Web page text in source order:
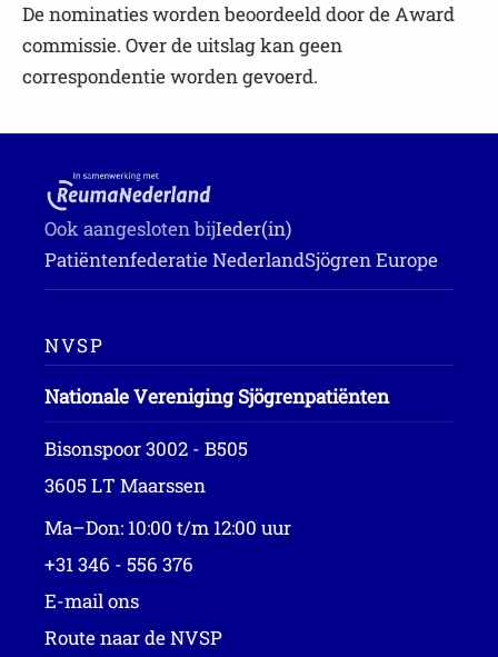
De nominaties worden beoordeeld door de Award
commissie. Over de uitslag kan geen
correspondentie worden gevoerd.
Ook aangesloten bijIeder(in)
Patiëntenfederatie NederlandSjögren Europe
NVSP
Nationale Vereniging Sjögrenpatiënten
Bisonspoor 3002 - B505
3605 LT Maarssen
Ma–Don: 10:00 t/m 12:00 uur
+31 346 - 556 376
E-mail ons
Route naar de NVSP